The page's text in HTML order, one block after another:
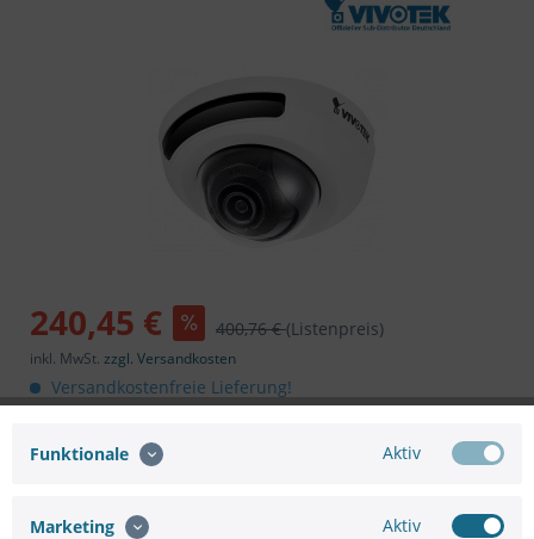
240,45 € 400,76 €(Listenpreis)
inkl. MwSt. zzgl. Versandkosten
Versandkostenfreie Lieferung!
Warenkorb
Funktionale Aktiv
Marketing Aktiv